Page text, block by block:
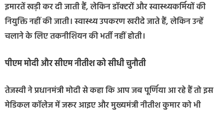
इमारतें खड़ी कर दी जाती हैं, लेकिन डॉक्टरों और स्वास्थ्यकर्मियों की
नियुक्ति नहीं की जाती। स्वास्थ्य उपकरण खरीदे जाते हैं, लेकिन उन्हें
चलाने के लिए तकनीशियन की भर्ती नहीं होती।
पीएम मोदी और सीएम नीतीश को सीधी चुनौती
तेजस्वी ने प्रधानमंत्री मोदी से कहा कि आप जब पूर्णिया आ रहे हैं तो इस
मेडिकल कॉलेज में जरूर आइए और मुख्यमंत्री नीतीश कुमार को भी